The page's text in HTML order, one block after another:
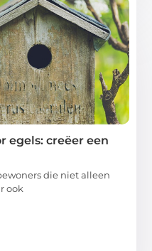
egels: creëer een
die niet alleen
ook